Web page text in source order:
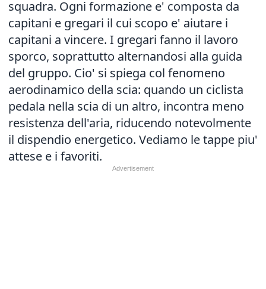
squadra. Ogni formazione e' composta da
capitani e gregari il cui scopo e' aiutare i
capitani a vincere. I gregari fanno il lavoro
sporco, soprattutto alternandosi alla guida
del gruppo. Cio' si spiega col fenomeno
aerodinamico della scia: quando un ciclista
pedala nella scia di un altro, incontra meno
resistenza dell'aria, riducendo notevolmente
il dispendio energetico. Vediamo le tappe piu'
attese e i favoriti.